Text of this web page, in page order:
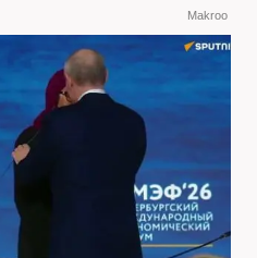
Makroo